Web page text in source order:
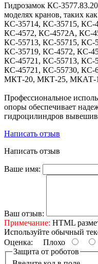
Гидрозамок КС-
моделях кранов, таких
КС-35714, КС-35715, КС-
КС-4572, КС-4572А, КС-
КС-55713, КС-55715, КС-
КС-35719, КС-4572, КС-
КС-45721, КС-55713, КС-
КС-45721, КС-55730, КС-
МКТ-20, МКТ-25, МКАТ-
Профессиональное
опоры обеспечивает
гидроцилиндров
Написать отзыв
Написать отзыв
Ваше имя:
Ваш отзыв:
Примечание: HTML
Используйте обычный
Оценка: Плохо
Защита от роботов